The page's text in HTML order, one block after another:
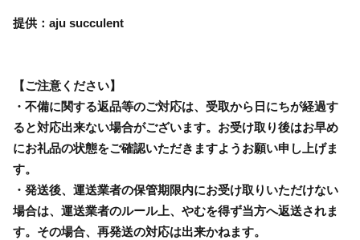
提供：aju succulent
【ご注意ください】
・不備に関する返品等のご対応は、受取から日にちが経過す
ると対応出来ない場合がございます。お受け取り後はお早め
にお礼品の状態をご確認いただきますようお願い申し上げま
す。
・発送後、運送業者の保管期限内にお受け取りいただけない
場合は、運送業者のルール上、やむを得ず当方へ返送されま
す。その場合、再発送の対応は出来かねます。